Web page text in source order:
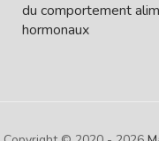
du comportement
hormonaux